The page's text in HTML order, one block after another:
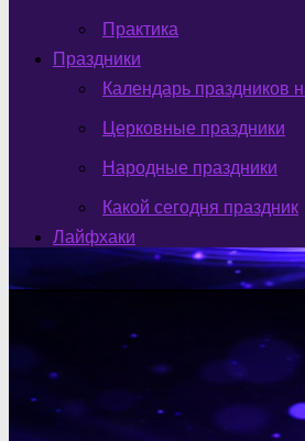
Практика
Праздники
Календарь праздников
Церковные праздники
Народные праздники
Какой сегодня праздник
Лайфхаки